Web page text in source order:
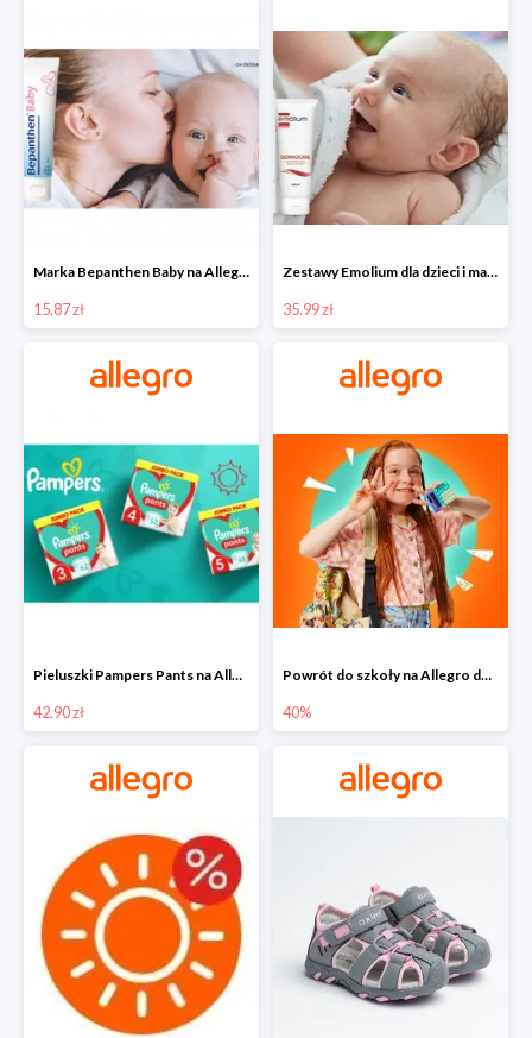
Marka Bepanthen Baby na Allegro od 15,87 zł!
15.87 zł
Zestawy Emolium dla dzieci i mam na Allegro od 35,99 zł
35.99 zł
Pieluszki Pampers Pants na Allegro od 42,90 zł
42.90 zł
Powrót do szkoły na Allegro do -40%
40%